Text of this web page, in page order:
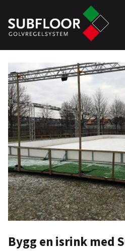
Bygg en isrink med